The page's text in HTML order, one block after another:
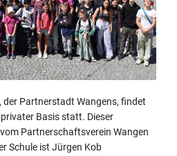
der Partnerstadt Wangens, findet
Basis statt. Dieser
Partnerschaftsverein Wangen
Schule ist Jürgen Kob